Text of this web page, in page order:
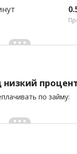
низкий
по займу: